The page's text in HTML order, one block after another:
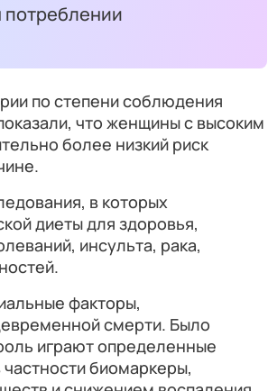
по степени соблюдения
что женщины с высоким
более низкий риск
в которых
диеты для здоровья,
инсульта, рака,
факторы,
смерти. Было
играют определенные
биомаркеры,